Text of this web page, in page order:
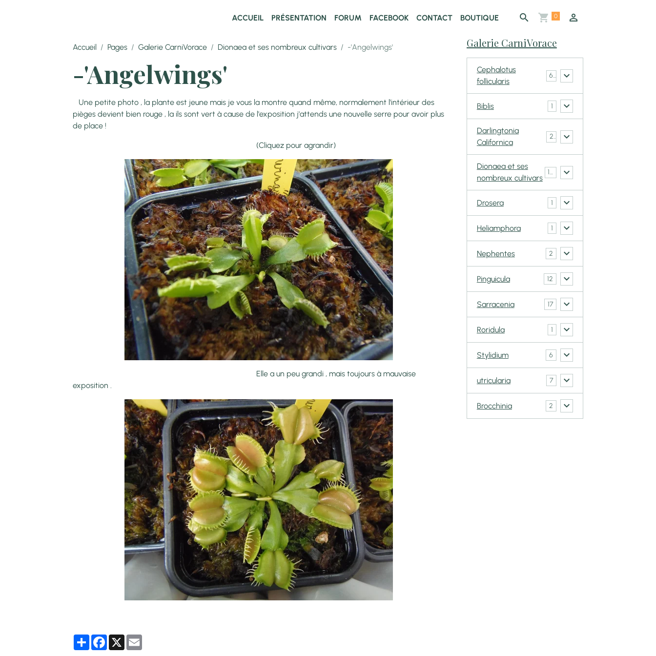
ACCUEIL PRÉSENTATION FORUM FACEBOOK CONTACT BOUTIQUE 0
Accueil Pages Galerie CarniVorace Dionaea et ses nombreux cultivars -'Angelwings'
-'Angelwings'
Une petite photo , la plante est jeune mais je vous la montre quand même, normalement l'intérieur des
pièges devient bien rouge , la ils sont vert à cause de l'exposition j'attends une nouvelle serre pour avoir plus
de place !
(Cliquez pour agrandir)
Elle a un peu grandi , mais toujours à mauvaise
exposition .
PartagerFacebook
X
Galerie CarniVorace
Cephalotus
follicularis
6
Biblis 1
Darlingtonia
Californica
2
Dionaea et ses
nombreux cultivars
148
Drosera 1
Heliamphora 1
Nephentes 2
Pinguicula 12
Sarracenia 17
Roridula 1
Stylidium 6
utricularia 7
Brocchinia 2